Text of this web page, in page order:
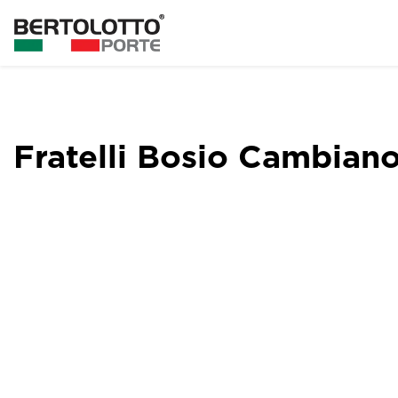
Fratelli Bosio